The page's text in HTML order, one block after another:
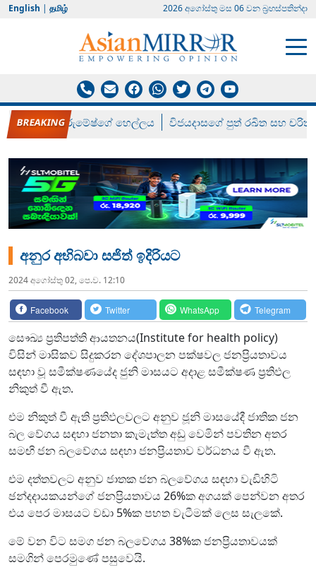
English | தமிழ் 2026 අගෝස්‍තු මස 06 වන බ්‍රහස්පතින්දා
රන් ගෙනා රුමේෂ්ගේ හෙල්ලය විජයදාසගේ පුත් රඛිත සහ චරිත්
අනුර අභිබවා සජිත් ඉදිරියට
2024 අගෝස්‍තු 02, පෙ.ව. 12:10
Facebook Twitter WhatsApp Telegram
සෞඛ්‍ය ප්‍රතිපත්ති ආයතනය(Institute for health policy)
විසින් මාසිකව සිදුකරන දේශපාලන පක්ෂවල ජනප්‍රියතාවය
සඳහා වූ සමීක්ෂණයේද ජුනි මාසයට අදාළ සමීක්ෂණ ප්‍රතිඵල
නිකුත් වී ඇත.
එම නිකුත් වී ඇති ප්‍රතිඵලවලට අනුව ජූනි මාසයේදී ජාතික ජන
බල වේගය සඳහා ජනතා කැමැත්ත අඩු වෙමින් පවතින අතර
සමඟි ජන බලවේගය සඳහා ජනප්‍රියතාව වර්ධනය වී ඇත.
එම දත්තවලට අනුව ජාතක ජන බලවේගය සඳහා වැඩිහිටි
ඡන්දදායකයන්ගේ ජනප්‍රියතාවය 26%ක අගයක් පෙන්වන අතර
එය පෙර මාසයට වඩා 5%ක පහත වැටීමක් ලෙස සැලකේ.
මේ වන විට සමග ජන බලවේගය 38%ක ජනප්‍රියතාවයක්
සමගින් පෙරමුණේ පසුවෙයි.